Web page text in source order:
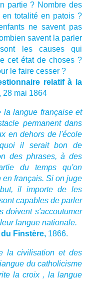
partie ? Nombre des
totalité en patois ?
ne savent pas
savent la parler
les causes qui
cet état de choses ?
le faire cesser ?
relatif à la
, 28 mai 1864
la langue française et
permanent dans
en dehors de l'école
il serait bon de
des phrases, à des
du temps qu'on
français. Si on juge
il importe de les
capables de parler
doivent s'accoutumer
langue nationale.
Finstère, 1866.
la civilisation et des
du catholicisme
la croix , la langue